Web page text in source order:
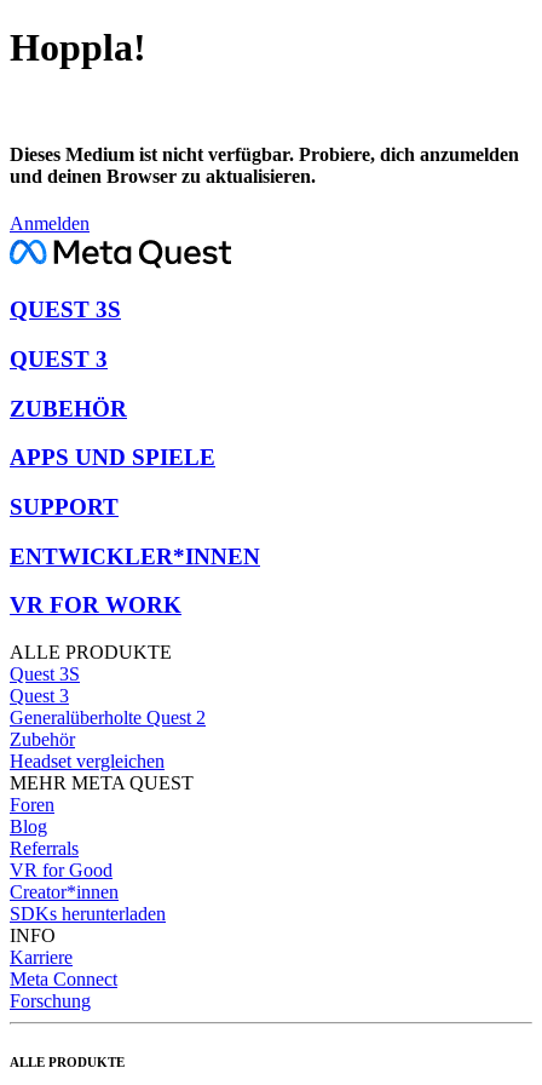
Hoppla!
Dieses Medium ist nicht verfügbar. Probiere, dich anzumelden
und deinen Browser zu aktualisieren.
Anmelden
QUEST 3S
QUEST 3
ZUBEHÖR
APPS UND SPIELE
SUPPORT
ENTWICKLER*INNEN
VR FOR WORK
ALLE PRODUKTE
Quest 3S
Quest 3
Generalüberholte Quest 2
Zubehör
Headset vergleichen
MEHR META QUEST
Foren
Blog
Referrals
VR for Good
Creator*innen
SDKs herunterladen
INFO
Karriere
Meta Connect
Forschung
ALLE PRODUKTE